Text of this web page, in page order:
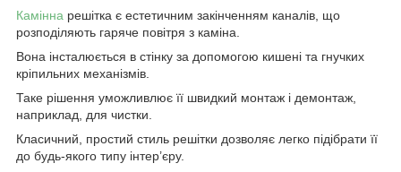
Камінна решітка є естетичним закінченням каналів, що
розподіляють гаряче повітря з каміна.
Вона інсталюється в стінку за допомогою кишені та гнучких
кріпильних механізмів.
Таке рішення уможливлює її швидкий монтаж і демонтаж,
наприклад, для чистки.
Класичний, простий стиль решітки дозволяє легко підібрати її
до будь-якого типу інтер’єру.